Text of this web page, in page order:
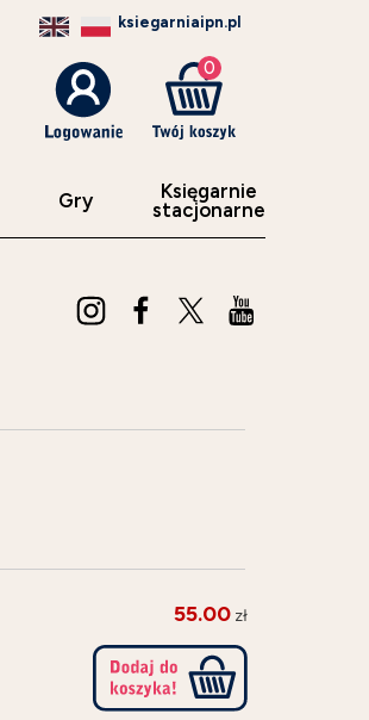
ksiegarniaipn.pl
0
Gry
Księgarnie
stacjonarne
55.00 zł